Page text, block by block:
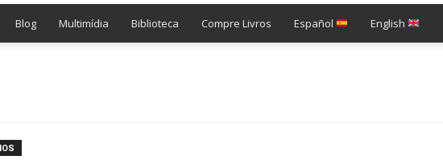
Blog Multimídia Biblioteca Compre Livros Español English